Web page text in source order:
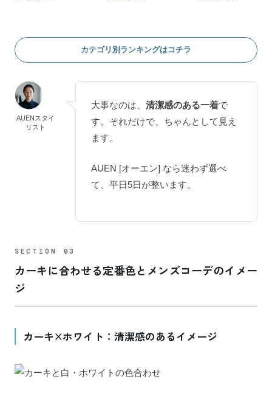
カテゴリ別ランキングはコチラ
AUENスタイ
リスト
大事なのは、清潔感のある一着で
す。それだけで、ちゃんとして見え
ます。
AUEN [オーエン] なら迷わず選べ
て、平日5日が整います。
カーキに合わせる定番色とメンズコーデのイメー
ジ
カーキ×ホワイト：清潔感のあるイメージ